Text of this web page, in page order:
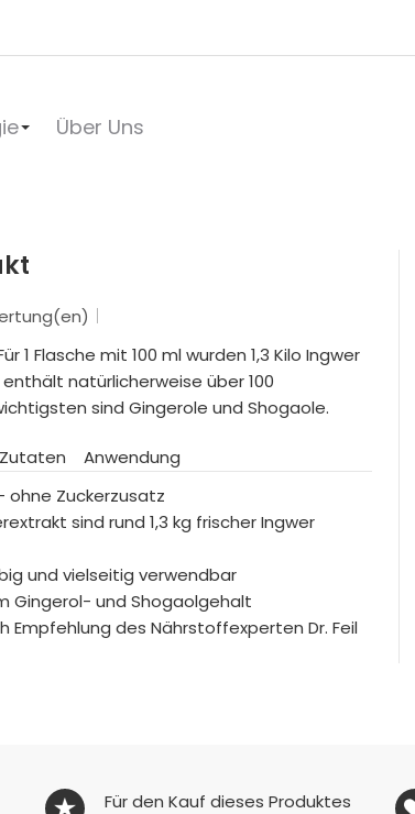
Über Uns
1 Flasche mit 100 ml wurden 1,3 Kilo Ingwer
natürlicherweise über 100
sind Gingerole und Shogaole.
Zutaten
Anwendung
ohne Zuckerzusatz
sind rund 1,3 kg frischer Ingwer
und vielseitig verwendbar
Gingerol- und Shogaolgehalt
Empfehlung des Nährstoffexperten Dr. Feil
Für den Kauf dieses Produktes